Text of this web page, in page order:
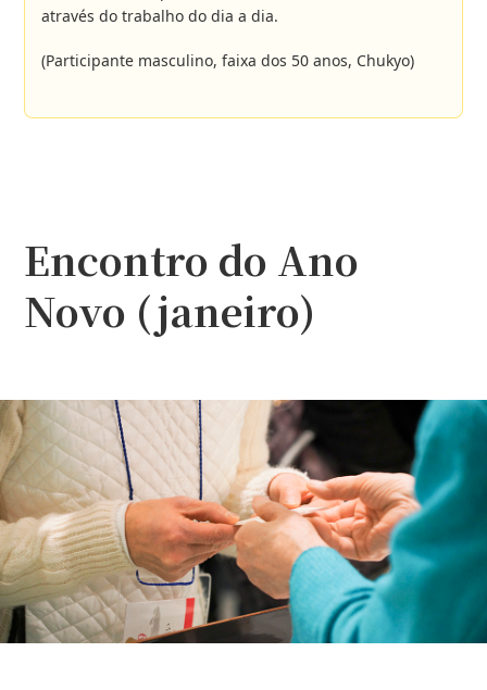
através do trabalho do dia a dia.
(Participante masculino, faixa dos 50 anos, Chukyo)
Encontro do Ano
Novo (janeiro)